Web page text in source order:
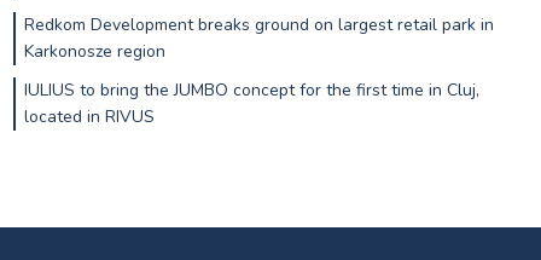
Redkom Development breaks ground on largest retail park in
Karkonosze region
IULIUS to bring the JUMBO concept for the first time in Cluj,
located in RIVUS